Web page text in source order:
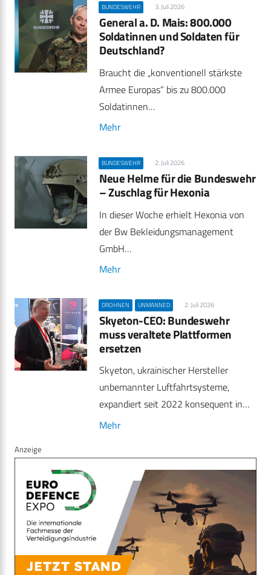
BUNDESWEHR 3. Juli 2026
General a. D. Mais: 800.000
Soldatinnen und Soldaten für
Deutschland?
Braucht die „konventionell stärkste
Armee Europas“ bis zu 800.000
Soldatinnen…
Mehr
BUNDESWEHR 2. Juli 2026
Neue Helme für die Bundeswehr
– Zuschlag für Hexonia
In dieser Woche erhielt Hexonia von
der Bw Bekleidungsmanagement
GmbH…
Mehr
DROHNEN UNMANNED 2. Juli 2026
Skyeton-CEO: Bundeswehr
muss veraltete Plattformen
ersetzen
Skyeton, ukrainischer Hersteller
unbemannter Luftfahrtsysteme,
expandiert seit 2022 konsequent in…
Mehr
Anzeige